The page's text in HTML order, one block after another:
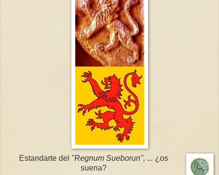
Estandarte del "Regnum Sueborun", ... ¿os
suena?